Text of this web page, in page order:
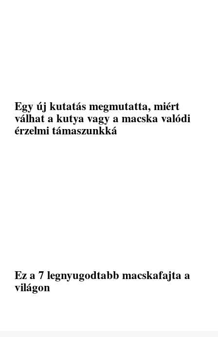
Egy új kutatás megmutatta, miért
válhat a kutya vagy a macska valódi
érzelmi támaszunkká
Ez a 7 legnyugodtabb macskafajta a
világon